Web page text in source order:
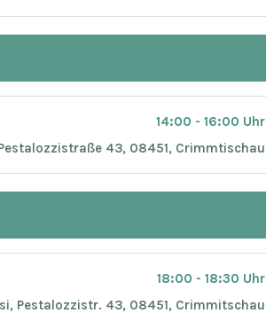
14:00 - 16:00 Uhr
43, 08451, Crimmtischau
18:00 - 18:30 Uhr
Pestalozzistr. 43, 08451, Crimmitschau